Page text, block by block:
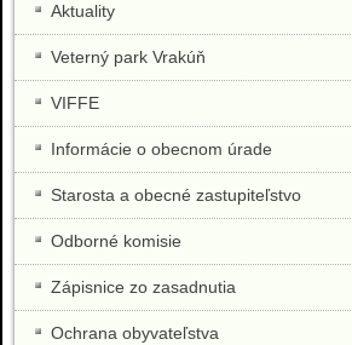
Aktuality
Veterný park Vrakúň
VIFFE
Informácie o obecnom úrade
Starosta a obecné zastupiteľstvo
Odborné komisie
Zápisnice zo zasadnutia
Ochrana obyvateľstva